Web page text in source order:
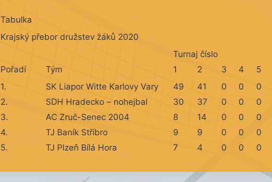
Tabulka
Krajský přebor družstev žáků 2020
Turnaj číslo
Pořadí
Tým 1 2 3 4 5
1.
SK Liapor Witte Karlovy Vary 49 41 0 0 0
2.
SDH Hradecko – nohejbal 30 37 0 0 0
3.
AC Zruč-Senec 2004 8 14 0 0 0
4.
TJ Baník Stříbro 9 9 0 0 0
5.
TJ Plzeň Bílá Hora 7 4 0 0 0